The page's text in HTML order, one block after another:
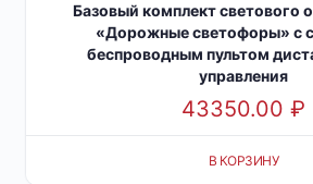
Базовый комплект светового
«Дорожные светофоры» с
беспроводным пультом
управления
43350.00 ₽
В КОРЗИНУ